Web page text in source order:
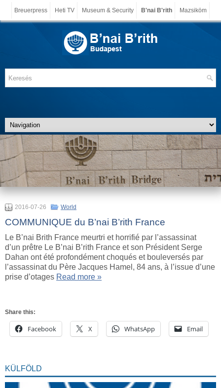
Breuerpress Heti TV Museum & Security B'nai B'rith Mazsiköm
2016-07-26 World
COMMUNIQUE du B’nai B’rith France
Le B’nai Brith France meurtri et horrifié par l’assassinat
d’un prêtre Le B’nai B’rith France et son Président Serge
Dahan ont été profondément choqués et bouleversés par
l’assassinat du Père Jacques Hamel, 84 ans, à l’issue d’une
prise d’otages Read more »
Share this:
Facebook X WhatsApp Email
KÜLFÖLD